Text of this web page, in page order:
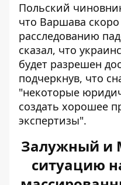
Польский
что Варшава
расследованию
сказал, что
будет разрешен
подчеркнув, что
"некоторые
создать хорошее
экспертизы".
Залужный и
ситуацию